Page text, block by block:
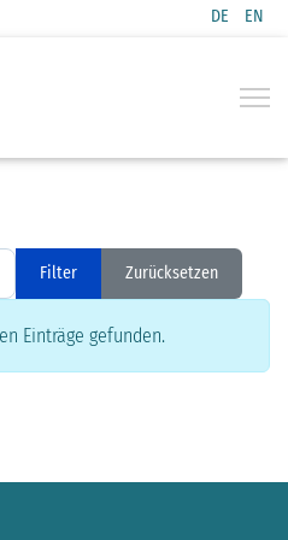
Sprache
DE EN
Filter Zurücksetzen
Einträge gefunden.